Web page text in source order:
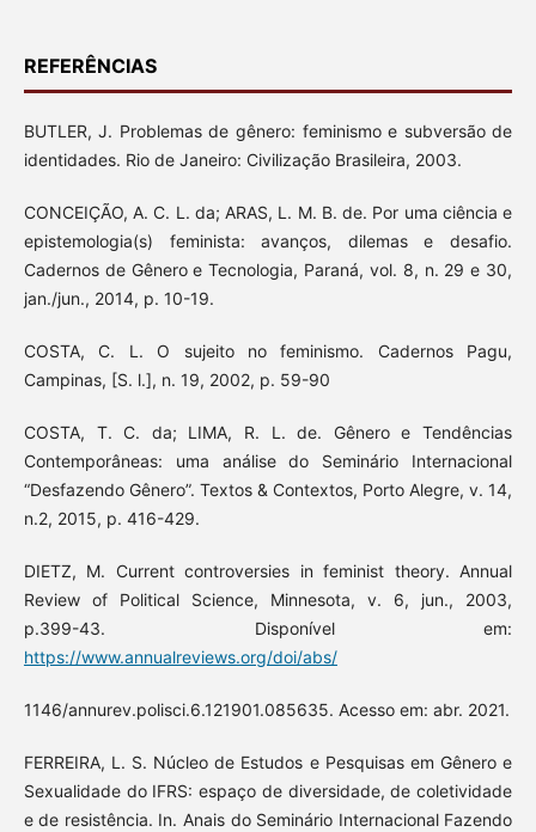
REFERÊNCIAS
BUTLER, J. Problemas de gênero: feminismo e subversão de
identidades. Rio de Janeiro: Civilização Brasileira, 2003.
CONCEIÇÃO, A. C. L. da; ARAS, L. M. B. de. Por uma ciência e
epistemologia(s) feminista: avanços, dilemas e desafio.
Cadernos de Gênero e Tecnologia, Paraná, vol. 8, n. 29 e 30,
jan./jun., 2014, p. 10-19.
COSTA, C. L. O sujeito no feminismo. Cadernos Pagu,
Campinas, [S. l.], n. 19, 2002, p. 59-90
COSTA, T. C. da; LIMA, R. L. de. Gênero e Tendências
Contemporâneas: uma análise do Seminário Internacional
“Desfazendo Gênero”. Textos & Contextos, Porto Alegre, v. 14,
n.2, 2015, p. 416-429.
DIETZ, M. Current controversies in feminist theory. Annual
Review of Political Science, Minnesota, v. 6, jun., 2003,
p.399-43. Disponível em:
https://www.annualreviews.org/doi/abs/
1146/annurev.polisci.6.121901.085635. Acesso em: abr. 2021.
FERREIRA, L. S. Núcleo de Estudos e Pesquisas em Gênero e
Sexualidade do IFRS: espaço de diversidade, de coletividade
e de resistência. In. Anais do Seminário Internacional Fazendo